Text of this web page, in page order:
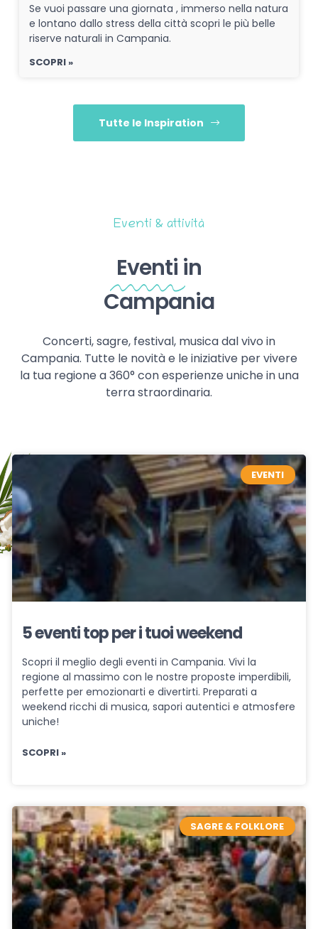
Se vuoi passare una giornata , immerso nella natura
e lontano dallo stress della città scopri le più belle
riserve naturali in Campania.
SCOPRI »
Tutte le Inspiration
Eventi & attività
Eventi in
Campania
Concerti, sagre, festival, musica dal vivo in
Campania. Tutte le novità e le iniziative per vivere
la tua regione a 360° con esperienze uniche in una
terra straordinaria.
EVENTI
5 eventi top per i tuoi weekend
Scopri il meglio degli eventi in Campania. Vivi la
regione al massimo con le nostre proposte imperdibili,
perfette per emozionarti e divertirti. Preparati a
weekend ricchi di musica, sapori autentici e atmosfere
uniche!
SCOPRI »
SAGRE & FOLKLORE